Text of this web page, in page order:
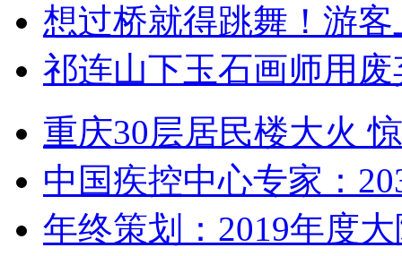
想过桥就得跳舞！游客
祁连山下玉石画师用
重庆30层居民楼大火
中国疾控中心专家：
年终策划：2019年度